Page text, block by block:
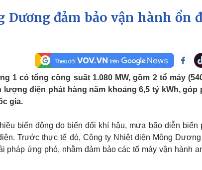
E-Magazine
Infographic
Thể thao
Bóng đá
Lịch thi đấu bóng đá
Thế giới thể thao
Ô tô - Xe máy
Ô tô
Xe máy
Tư vấn
Văn hóa
Sân khấu - Điện ảnh
Văn học
Giải trí
Nghệ sĩ
Thời trang
Dương đảm bảo vận hành ổn
1 có tổng công suất 1.080 MW, gồm 2 tổ máy
lượng điện phát hàng năm khoảng 6,5 tỷ kWh, góp
gia.
biến động do biến đổi khí hậu, mưa bão diễn biến
Trước thực tế đó, Công ty Nhiệt điện Mông
pháp ứng phó, nhằm đảm bảo các tổ máy vận hành